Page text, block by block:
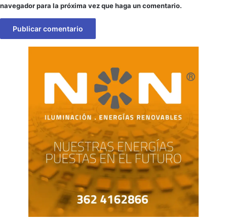
navegador para la próxima vez que haga un comentario.